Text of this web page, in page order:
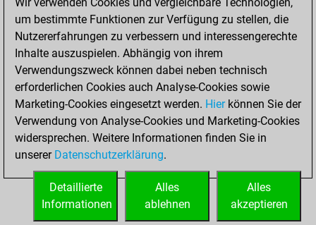
Bauernopfer
2
Matt auf vollem Brett
0
Bauer setzt Matt
Erstickte Matts
Unterverwandlungen
0
Türme auf der siebten
0
STARTSEITE
um bestimmte Funktionen zur Verfügung zu stellen, die
Nutzererfahrungen zu verbessern und interessengerechte
Inhalte auszuspielen. Abhängig von ihrem
Verwendungszweck können dabei neben technisch
erforderlichen Cookies auch Analyse-Cookies sowie
Marketing-Cookies eingesetzt werden. Hierkönnen Sie der
Verwendung von Analyse-Cookies und Marketing-Cookies
widersprechen. Weitere Informationen finden Sie in
unserer Datenschutzerklärung.
Alles
akzeptieren
Alles
ablehnen
Detaillierte
Informationen